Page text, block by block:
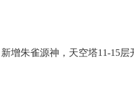
朱雀源神，天空塔11-15层